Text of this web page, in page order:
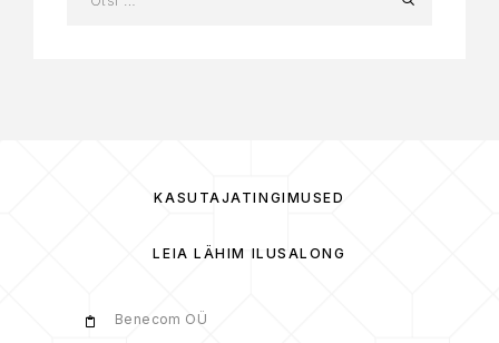
KASUTAJATINGIMUSED
LEIA LÄHIM ILUSALONG
Benecom OÜ